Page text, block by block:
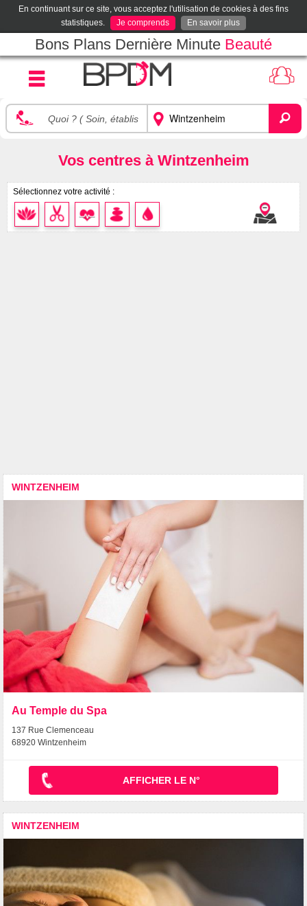
En continuant sur ce site, vous acceptez l'utilisation de cookies à des fins
statistiques.
Je comprends En savoir plus
Bons Plans Dernière Minute Beauté
Vos centres à Wintzenheim
Sélectionnez votre activité :
WINTZENHEIM
Au Temple du Spa
137 Rue Clemenceau
68920 Wintzenheim
AFFICHER LE N°
WINTZENHEIM